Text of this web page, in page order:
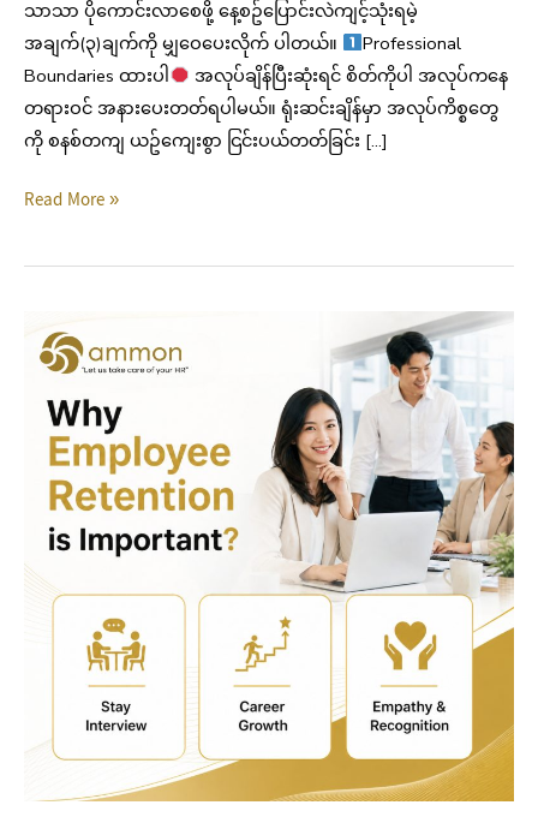
သာသာ ပိုကောင်းလာစေဖို့ နေ့စဥ်ပြောင်းလဲကျင့်သုံးရမဲ့
အချက်(၃)ချက်ကို မျှ‌‌‌‌‌ဝေပေးလိုက် ပါတယ်။
Professional
Boundaries ထားပါ
အလုပ်ချိန်ပြီးဆုံးရင် စိတ်ကိုပါ အလုပ်ကနေ
တရားဝင် အနားပေးတတ်ရပါမယ်။ ရုံးဆင်းချိန်မှာ အလုပ်ကိစ္စတွေ
ကို စနစ်တကျ ယဥ်ကျေးစွာ ငြင်းပယ်တတ်ခြင်း […]
Read More »
Why
Employee
Important?